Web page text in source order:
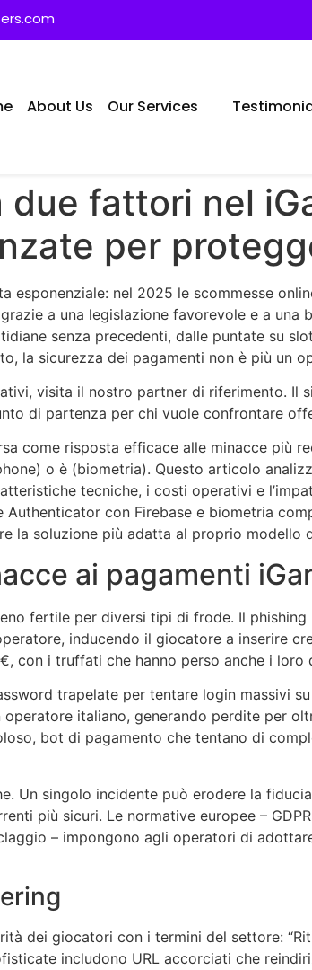
About Us Our Services
fattori nel
per
esponenziale: nel 2025 le scommesse
a una legislazione favorevole e a
senza precedenti, dalle puntate su
la sicurezza dei pagamenti non è più un
visita il nostro partner di riferimento. Il
di partenza per chi vuole confrontare
come risposta efficace alle minacce più
o è (biometria). Questo articolo
tecniche, i costi operativi e
con Firebase e biometria
la soluzione più adatta al proprio modello
ai pagamenti
fertile per diversi tipi di frode. Il
inducendo il giocatore a inserire
con i truffati che hanno perso anche i loro
trapelate per tentare login massivi
italiano, generando perdite per
bot di pagamento che tentano di
Un singolo incidente può erodere la
più sicuri. Le normative europee –
– impongono agli operatori di
dei giocatori con i termini del settore:
includono URL accorciati che